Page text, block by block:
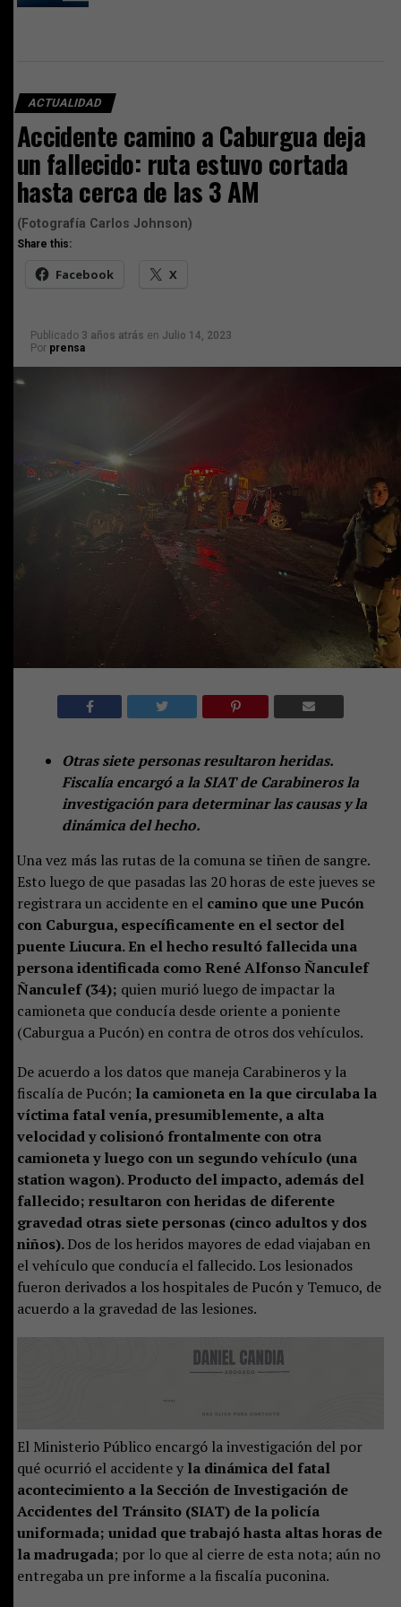
ACTUALIDAD
Accidente camino a Caburgua deja
un fallecido: ruta estuvo cortada
hasta cerca de las 3 AM
(Fotografía Carlos Johnson)
Share this:
Facebook X
Publicado 3 años atrás en Julio 14, 2023
Por prensa
Otras siete personas resultaron heridas.
Fiscalía encargó a la SIAT de Carabineros la
investigación para determinar las causas y la
dinámica del hecho.
Una vez más las rutas de la comuna se tiñen de sangre.
Esto luego de que pasadas las 20 horas de este jueves se
registrara un accidente en el camino que une Pucón
con Caburgua, específicamente en el sector del
puente Liucura. En el hecho resultó fallecida una
persona identificada como René Alfonso Ñanculef
Ñanculef (34); quien murió luego de impactar la
camioneta que conducía desde oriente a poniente
(Caburgua a Pucón) en contra de otros dos vehículos.
De acuerdo a los datos que maneja Carabineros y la
fiscalía de Pucón; la camioneta en la que circulaba la
víctima fatal venía, presumiblemente, a alta
velocidad y colisionó frontalmente con otra
camioneta y luego con un segundo vehículo (una
station wagon). Producto del impacto, además del
fallecido; resultaron con heridas de diferente
gravedad otras siete personas (cinco adultos y dos
niños).Dos de los heridos mayores de edad viajaban en
el vehículo que conducía el fallecido. Los lesionados
fueron derivados a los hospitales de Pucón y Temuco, de
acuerdo a la gravedad de las lesiones.
El Ministerio Público encargó la investigación del por
qué ocurrió el accidente y la dinámica del fatal
acontecimiento a la Sección de Investigación de
Accidentes del Tránsito (SIAT) de la policía
uniformada; unidad que trabajó hasta altas horas de
la madrugada; por lo que al cierre de esta nota; aún no
entregaba un pre informe a la fiscalía puconina.